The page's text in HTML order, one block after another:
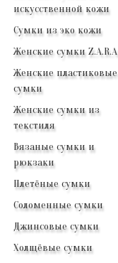
искусственной кожи
Сумки из эко кожи
Женские сумки Z.A.R.A
Женские пластиковые
сумки
Женские сумки из
текстиля
Вязаные сумки и
рюкзаки
Плетёные сумки
Соломенные сумки
Джинсовые сумки
Холщёвые сумки